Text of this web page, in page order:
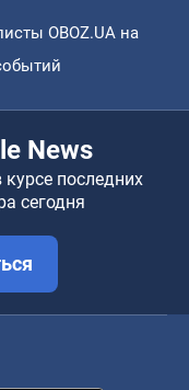
OBOZ.UA на
News
последних
сегодня